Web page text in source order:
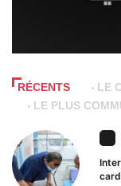
RÉCENTS
LE
LE PLUS